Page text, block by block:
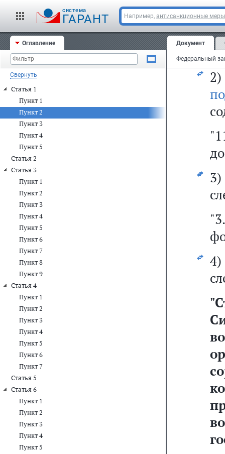
cистема
ГАРАНТ Например, антисанкционные меры
Оглавление
Свернуть
Статья 1
Пункт 1
Пункт 2
Пункт 3
Пункт 4
Пункт 5
Статья 2
Статья 3
Пункт 1
Пункт 2
Пункт 3
Пункт 4
Пункт 5
Пункт 6
Пункт 7
Пункт 8
Пункт 9
Статья 4
Пункт 1
Пункт 2
Пункт 3
Пункт 4
Пункт 5
Пункт 6
Пункт 7
Статья 5
Статья 6
Пункт 1
Пункт 2
Пункт 3
Пункт 4
Пункт 5
Документ
"